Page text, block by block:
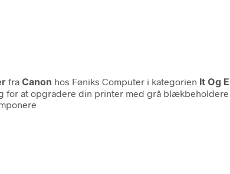
fra Canon hos Føniks Computer i kategorien It Og
at opgradere din printer med grå